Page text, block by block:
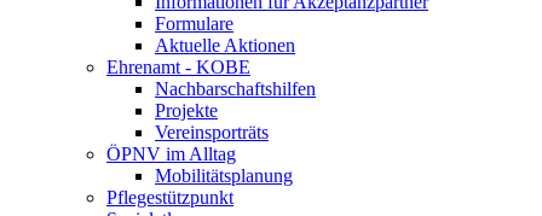
Formulare
Aktuelle Aktionen
Ehrenamt - KOBE
Nachbarschaftshilfen
Projekte
Vereinsporträts
ÖPNV im Alltag
Mobilitätsplanung
Pflegestützpunkt